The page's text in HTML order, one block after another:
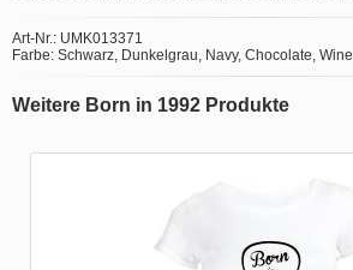
Art-Nr.: UMK013371
Farbe: Schwarz, Dunkelgrau, Navy, Chocolate, Wine
Weitere Born in 1992 Produkte